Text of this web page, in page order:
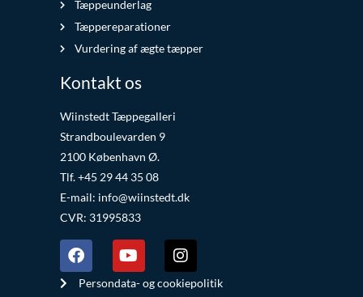
Tæppeunderlag
Tæppereparationer
Vurdering af ægte tæpper
Kontakt os
Wiinstedt Tæppegalleri
Strandboulevarden 9
2100 København Ø.
Tlf. +45 29 44 35 08
E-mail: info@wiinstedt.dk
CVR: 31995833
Persondata- og cookiepolitik